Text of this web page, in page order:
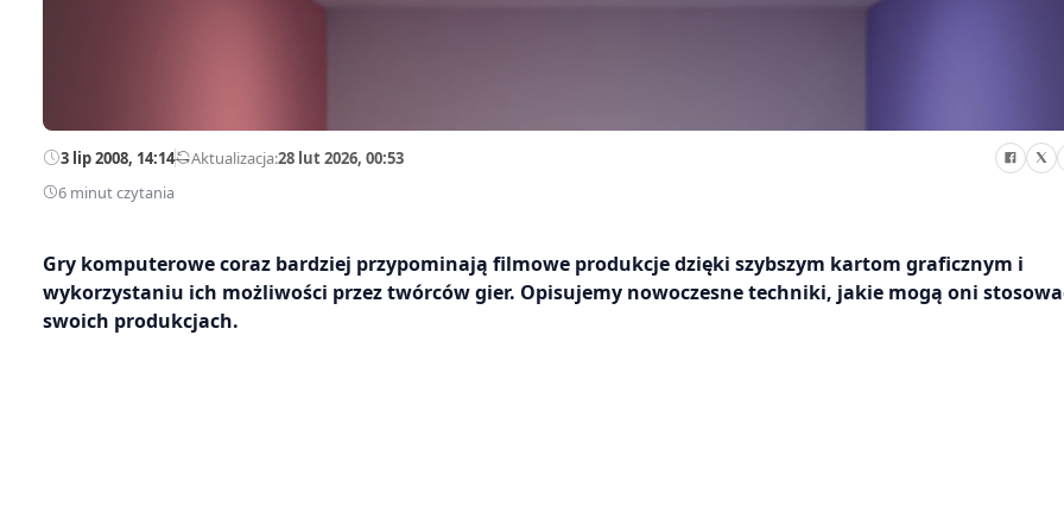
3 lip 2008, 14:14—Aktualizacja:28 lut 2026, 00:53
6 minut czytania
Gry komputerowe coraz bardziej przypominają filmowe produkcje dzięki szybszym kartom graficznym i
wykorzystaniu ich możliwości przez twórców gier. Opisujemy nowoczesne techniki, jakie mogą oni
swoich produkcjach.